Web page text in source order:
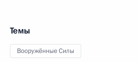
Темы
Вооружённые Силы